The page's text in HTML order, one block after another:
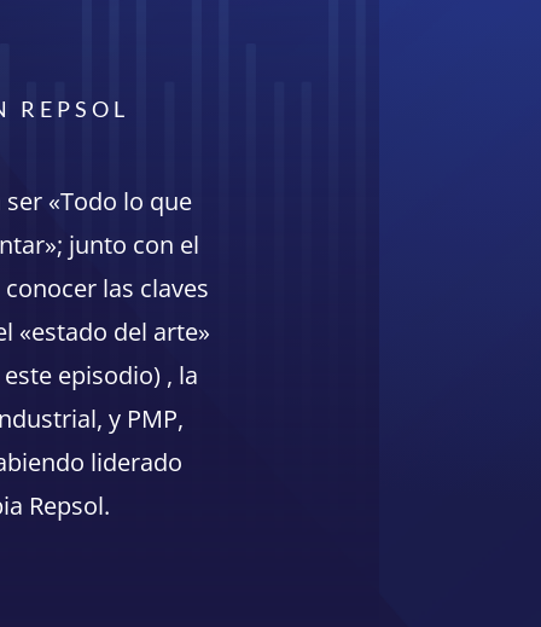
REPSOL
«Todo lo que
junto con el
las claves
«estado del arte»
episodio) , la
y PMP,
liderado
Repsol.